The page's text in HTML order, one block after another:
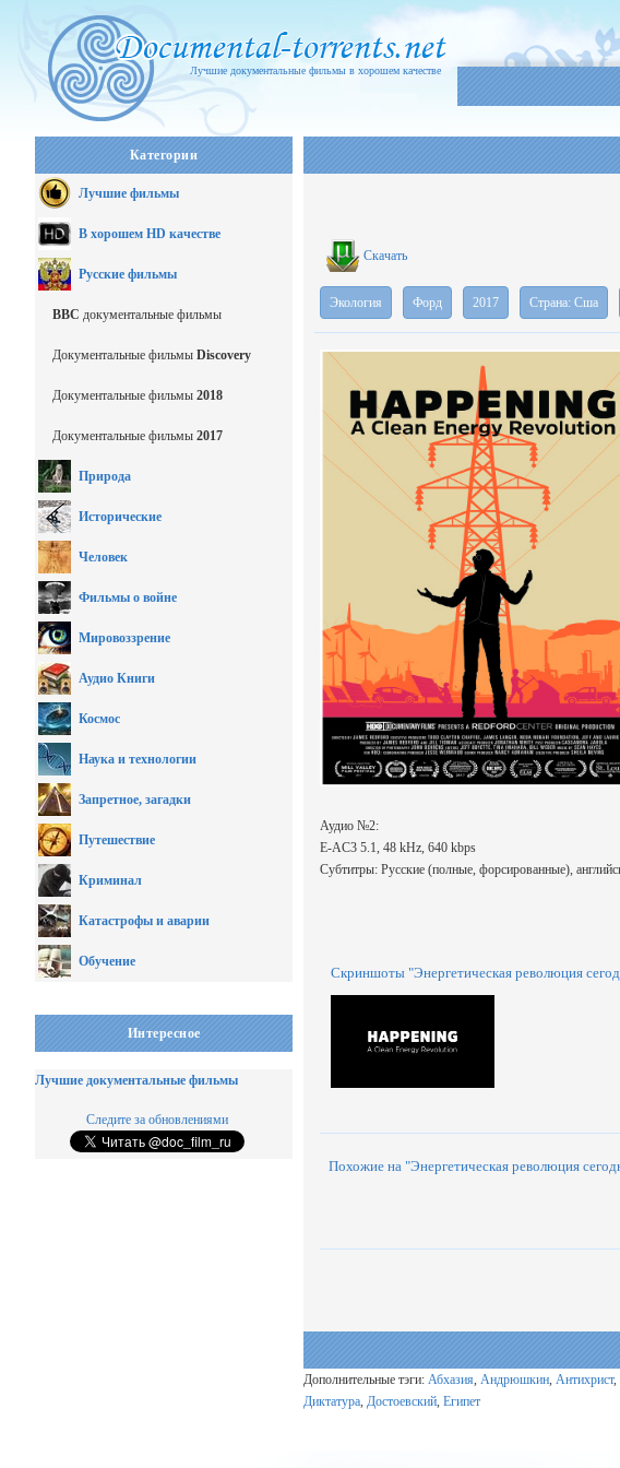
Лучшие документальные фильмы в хорошем качестве
Категории
Лучшие фильмы
В хорошем HD качестве
Русские фильмы
BBC документальные фильмы
Документальные фильмы Discovery
Документальные фильмы 2018
Документальные фильмы 2017
Природа
Исторические
Человек
Фильмы о войне
Мировоззрение
Аудио Книги
Космос
Наука и технологии
Запретное, загадки
Путешествие
Криминал
Катастрофы и аварии
Обучение
Интересное
Лучшие документальные фильмы
Следите за обновлениями
Скачать
Экология Форд 2017 Страна: Сша
Аудио №2:
E-AC3 5.1, 48 kHz, 640 kbps
Субтитры: Русские (полные, форсированные),
Скриншоты "Энергетическая революция
Похожие на "Энергетическая революция
Дополнительные тэги: Абхазия Андрюшкин Антихрист,
Диктатура Достоевский Египет